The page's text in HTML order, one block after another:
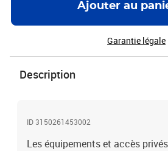
Ajouter au
Garantie légale
Description
ID 3150261453002
Les équipements et accès